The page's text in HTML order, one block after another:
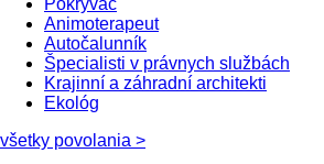
Animoterapeut
Autočalunník
Špecialisti v právnych službách
Krajinní a záhradní architekti
Ekológ
všetky povolania >